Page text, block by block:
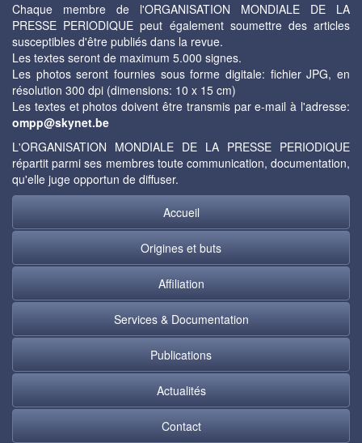
Chaque membre de l'ORGANISATION MONDIALE DE LA
PRESSE PERIODIQUE peut également soumettre des articles
susceptibles d'être publiés dans la revue.
Les textes seront de maximum 5.000 signes.
Les photos seront fournies sous forme digitale: fichier JPG, en
résolution 300 dpi (dimensions: 10 x 15 cm)
Les textes et photos doivent être transmis par e-mail à l'adresse:
ompp@skynet.be
L'ORGANISATION MONDIALE DE LA PRESSE PERIODIQUE
répartit parmi ses membres toute communication, documentation,
qu'elle juge opportun de diffuser.
Accueil
Origines et buts
Affiliation
Services & Documentation
Publications
Actualités
Contact